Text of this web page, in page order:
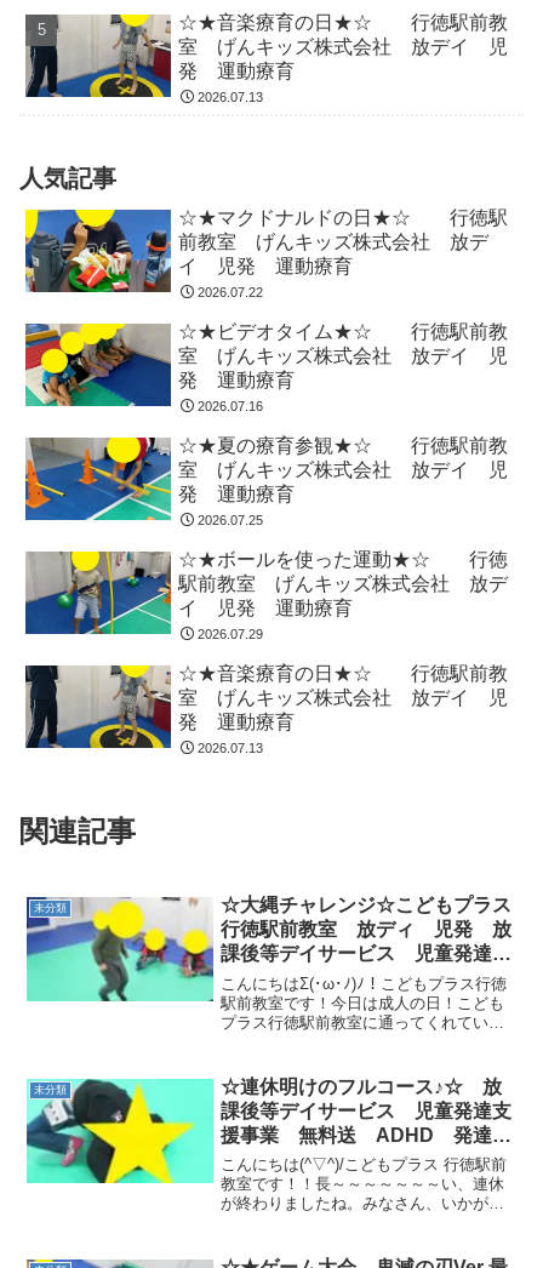
☆★音楽療育の日★☆ 行徳駅前教
室 げんキッズ株式会社 放デイ 児
発 運動療育
2026.07.13
人気記事
☆★マクドナルドの日★☆ 行徳駅
前教室 げんキッズ株式会社 放デ
イ 児発 運動療育
2026.07.22
☆★ビデオタイム★☆ 行徳駅前教
室 げんキッズ株式会社 放デイ 児
発 運動療育
2026.07.16
☆★夏の療育参観★☆ 行徳駅前教
室 げんキッズ株式会社 放デイ 児
発 運動療育
2026.07.25
☆★ボールを使った運動★☆ 行徳
駅前教室 げんキッズ株式会社 放デ
イ 児発 運動療育
2026.07.29
☆★音楽療育の日★☆ 行徳駅前教
室 げんキッズ株式会社 放デイ 児
発 運動療育
2026.07.13
関連記事
未分類
☆大縄チャレンジ☆こどもプラス
行徳駅前教室 放ディ 児発 放
課後等デイサービス 児童発達支
援事業 無料送迎 発達障害
運動療育 行徳 行徳駅前 南行
徳 妙典 市川市
こんにちはΣ(･ω･ﾉ)ﾉ！こどもプラス行徳
駅前教室です！今日は成人の日！こども
プラス行徳駅前教室に通ってくれている
しみです！さて、そんな成人の日の今日
は、大縄チャレン...
未分類
☆連休明けのフルコース♪☆ 放
課後等デイサービス 児童発達支
援事業 無料送 ADHD 発達障
害 運動療育 行徳 行徳駅前
南行徳 妙典 市川市
こんにちは(^▽^)/こどもプラス 行徳駅前
教室です！！長～～～～～～～い、連休
が終わりましたね。みなさん、いかがお
段はできない色々な経験ができたのでは